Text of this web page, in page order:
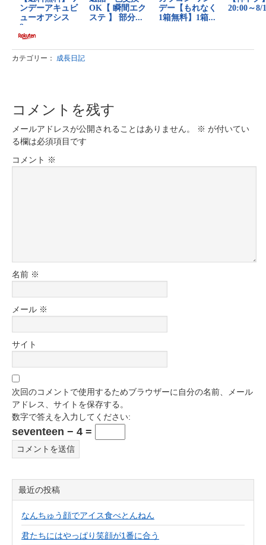
カテゴリー： 成長日記
コメントを残す
メールアドレスが公開されることはありません。 ※ が付いてい
る欄は必須項目です
コメント ※
名前 ※
メール ※
サイト
次回のコメントで使用するためブラウザーに自分の名前、メール
アドレス、サイトを保存する。
数字で答えを入力してください:
seventeen − 4 =
最近の投稿
なんちゅう顔でアイス食べとんねん
君たちにはやっぱり笑顔が1番に合う